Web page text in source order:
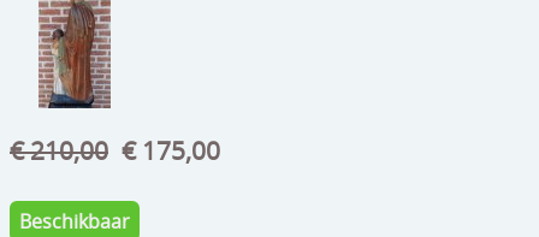
zilverwerk
klokken
boeken
€ 210,00 € 175,00
Beschikbaar